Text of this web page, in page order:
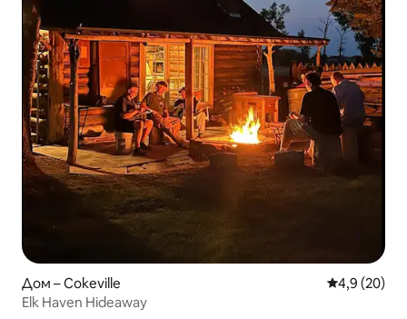
Дом – Cokeville Средна
4,9 (20)
Elk Haven Hideaway